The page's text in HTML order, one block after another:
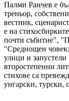
Палми Ранчев е
треньор,
вестник,
е на
почти събитие",
"Среднощен
улици и
второстепенни
стихове са
унгарски, турски,